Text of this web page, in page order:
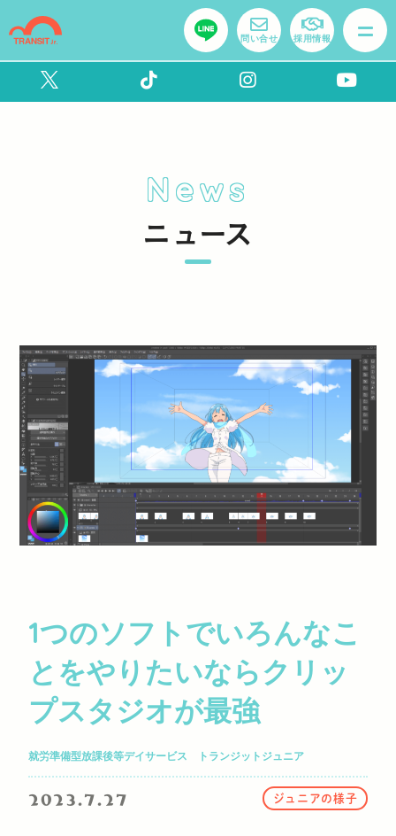
問い合せ 採用情報
News
ニュース
1つのソフトでいろんなこ
とをやりたいならクリッ
プスタジオが最強
就労準備型放課後等デイサービス トランジットジュニア
2023.7.27 ジュニアの様子